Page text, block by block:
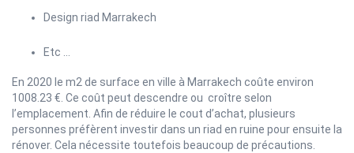
Design riad Marrakech
Etc …
En 2020 le m2 de surface en ville à Marrakech coûte environ
1008.23 €. Ce coût peut descendre ou croître selon
l’emplacement. Afin de réduire le cout d’achat, plusieurs
personnes préfèrent investir dans un riad en ruine pour ensuite la
rénover. Cela nécessite toutefois beaucoup de précautions.